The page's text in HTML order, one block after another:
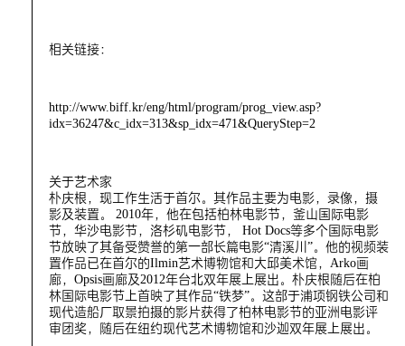
相关链接：
http://www.biff.kr/eng/html/program/prog_view.asp?
idx=36247&c_idx=313&sp_idx=471&QueryStep=2
关于艺术家
朴庆根，现工作生活于首尔。其作品主要为电影，录像，摄
影及装置。 2010年，他在包括柏林电影节，釜山国际电影
节，华沙电影节，洛杉矶电影节， Hot Docs等多个国际电影
节放映了其备受赞誉的第一部长篇电影“清溪川”。他的视频装
置作品已在首尔的Ilmin艺术博物馆和大邱美术馆，Arko画
廊，Opsis画廊及2012年台北双年展上展出。朴庆根随后在柏
林国际电影节上首映了其作品“铁梦”。这部于浦项钢铁公司和
现代造船厂取景拍摄的影片获得了柏林电影节的亚洲电影评
审团奖，随后在纽约现代艺术博物馆和沙迦双年展上展出。